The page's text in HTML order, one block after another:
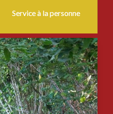
Service à la personne